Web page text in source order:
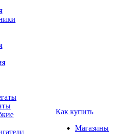
Как купить
Магазины